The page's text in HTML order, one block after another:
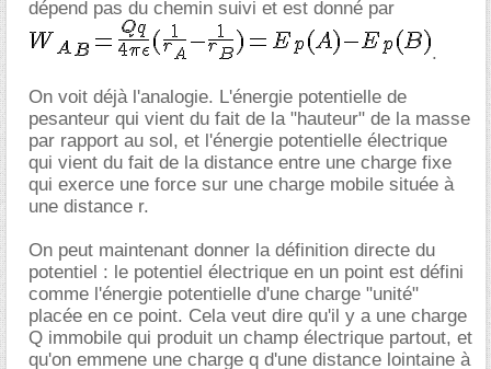
dépend pas du chemin suivi et est donné par
.
On voit déjà l'analogie. L'énergie potentielle de
pesanteur qui vient du fait de la "hauteur" de la masse
par rapport au sol, et l'énergie potentielle électrique
qui vient du fait de la distance entre une charge fixe
qui exerce une force sur une charge mobile située à
une distance r.
On peut maintenant donner la définition directe du
potentiel : le potentiel électrique en un point est défini
comme l'énergie potentielle d'une charge "unité"
placée en ce point. Cela veut dire qu'il y a une charge
Q immobile qui produit un champ électrique partout, et
qu'on emmene une charge q d'une distance lointaine à